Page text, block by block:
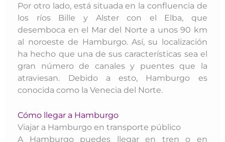
Por otro lado, está situada en la confluencia de
los ríos Bille y Alster con el Elba, que
desemboca en el Mar del Norte a unos 90 km
al noroeste de Hamburgo. Así, su localización
ha hecho que una de sus características sea el
gran número de canales y puentes que la
atraviesan. Debido a esto, Hamburgo es
conocida como la Venecia del Norte.
Cómo llegar a Hamburgo
Viajar a Hamburgo en transporte público
A Hamburgo puedes llegar en tren o en